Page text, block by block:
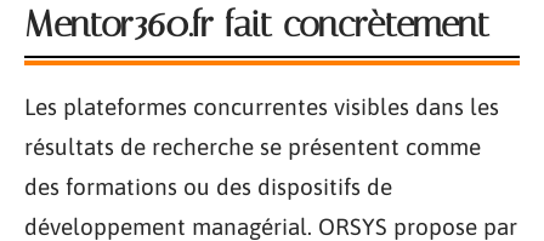
Mentor360.fr fait concrètement
Les plateformes concurrentes visibles dans les
résultats de recherche se présentent comme
des formations ou des dispositifs de
développement managérial. ORSYS propose par